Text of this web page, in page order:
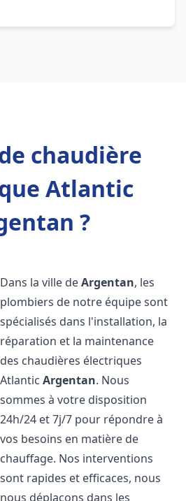
chaudière
Atlantic
?
Dans la ville deArgentan, les
plombiers de notre équipe sont
spécialisés dans l'installation, la
réparation et la maintenance
des chaudières électriques
AtlanticArgentan. Nous
sommes à votre disposition
24h/24 et 7j/7 pour répondre à
vos besoins en matière de
chauffage. Nos interventions
sont rapides et efficaces, nous
nous déplaçons dans les